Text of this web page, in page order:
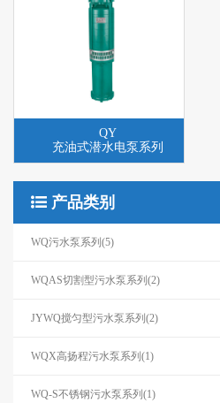
产品类别
WQ污水泵系列(5)
WQAS切割型污水泵系列(2)
JYWQ搅匀型污水泵系列(2)
WQX高扬程污水泵系列(1)
WQ-S不锈钢污水泵系列(1)
QY
充油式潜水电泵系列